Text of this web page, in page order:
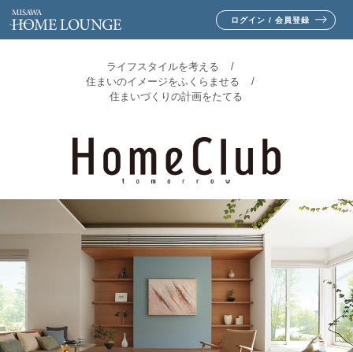
ログイン / 会員登録
ライフスタイルを考える
住まいのイメージをふくらませる
住まいづくりの計画をたてる